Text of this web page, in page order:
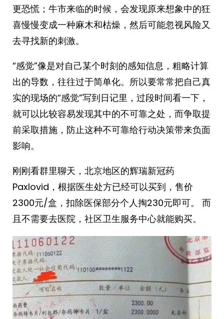
更恐慌；牛市来临的时候，会发现原来想象中的狂
喜慢慢变成一种麻木和枯燥，然后可能忽视风险又
去寻找新的刺激。
“感觉”像是对自己某个时刻的感知信息，粗略计算
出的导数，往往过于简单化。所以要常常把自己真
实的现场的“感觉”写到日记里，过段时间看一下，
就可以比较容易发现其中的不可靠之处，而争取提
前采取措施，防止这种不可靠给行动决策带来负面
影响。
刚刚看群里聊天，北京地区的辉瑞新冠药
Paxlovid，根据医生处方已经可以买到，售价
2300元/盒，扣除医保部分个人掏230元即可。 而
且不需要去医院，社区卫生服务中心就能购买。 ​​​